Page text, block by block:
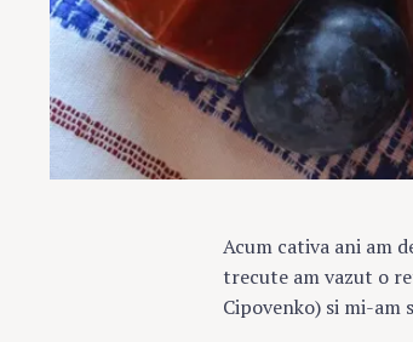
Acum cativa ani am
trecute am vazut o
Cipovenko) si mi-am